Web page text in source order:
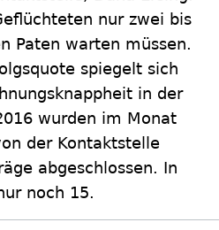
nur zwei bis
Paten warten müssen.
spiegelt sich
in der
wurden im Monat
der Kontaktstelle
abgeschlossen. In
noch 15.